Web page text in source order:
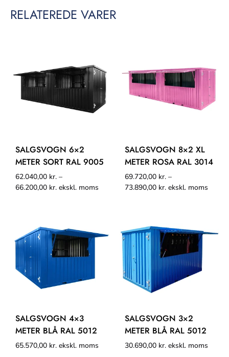
RELATEREDE VARER
SALGSVOGN 6×2
METER SORT RAL 9005
62.040,00 kr. –
66.200,00 kr. ekskl. moms
SALGSVOGN 8×2 XL
METER ROSA RAL 3014
69.720,00 kr. –
73.890,00 kr. ekskl. moms
SALGSVOGN 4×3
METER BLÅ RAL 5012
65.570,00 kr. ekskl. moms
SALGSVOGN 3×2
METER BLÅ RAL 5012
30.690,00 kr. ekskl. moms